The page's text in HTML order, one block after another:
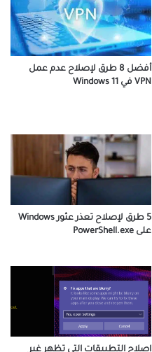
أفضل 8 طرق لإصلاح عدم عمل
VPN في Windows 11
5 طرق لإصلاح تعذر عثور Windows
على PowerShell.exe
إصلاح التطبيقات التي تظهر غير